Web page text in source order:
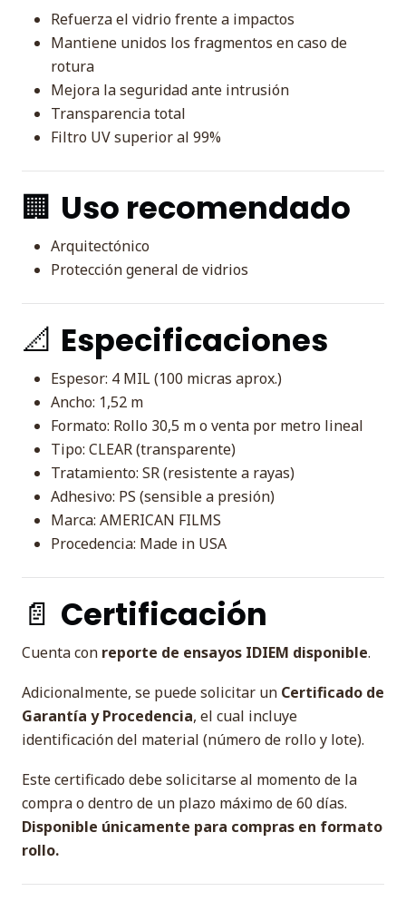
Refuerza el vidrio frente a impactos
Mantiene unidos los fragmentos en caso de
rotura
Mejora la seguridad ante intrusión
Transparencia total
Filtro UV superior al 99%
🏢 Uso recomendado
Arquitectónico
Protección general de vidrios
📐 Especificaciones
Espesor: 4 MIL (100 micras aprox.)
Ancho: 1,52 m
Formato: Rollo 30,5 m o venta por metro lineal
Tipo: CLEAR (transparente)
Tratamiento: SR (resistente a rayas)
Adhesivo: PS (sensible a presión)
Marca: AMERICAN FILMS
Procedencia: Made in USA
📄 Certificación
Cuenta con reporte de ensayos IDIEM disponible.
Adicionalmente, se puede solicitar un Certificado de
Garantía y Procedencia, el cual incluye
identificación del material (número de rollo y lote).
Este certificado debe solicitarse al momento de la
compra o dentro de un plazo máximo de 60 días.
Disponible únicamente para compras en formato
rollo.